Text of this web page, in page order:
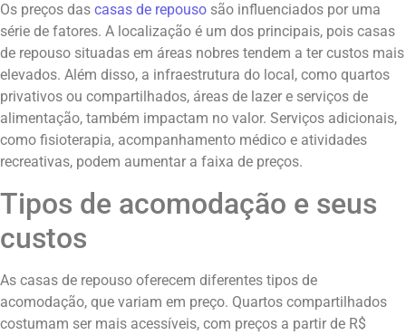
Os preços das casas de repouso são influenciados por uma
série de fatores. A localização é um dos principais, pois casas
de repouso situadas em áreas nobres tendem a ter custos mais
elevados. Além disso, a infraestrutura do local, como quartos
privativos ou compartilhados, áreas de lazer e serviços de
alimentação, também impactam no valor. Serviços adicionais,
como fisioterapia, acompanhamento médico e atividades
recreativas, podem aumentar a faixa de preços.
Tipos de acomodação e seus
custos
As casas de repouso oferecem diferentes tipos de
acomodação, que variam em preço. Quartos compartilhados
costumam ser mais acessíveis, com preços a partir de R$